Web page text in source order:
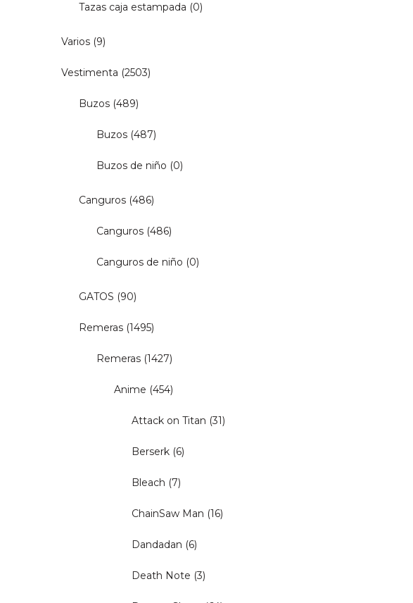
Tazas caja estampada (0)
Varios (9)
Vestimenta (2503)
Buzos (489)
Buzos (487)
Buzos de niño (0)
Canguros (486)
Canguros (486)
Canguros de niño (0)
GATOS (90)
Remeras (1495)
Remeras (1427)
Anime (454)
Attack on Titan (31)
Berserk (6)
Bleach (7)
ChainSaw Man (16)
Dandadan (6)
Death Note (3)